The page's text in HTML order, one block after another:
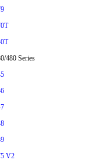
480 Series
V2